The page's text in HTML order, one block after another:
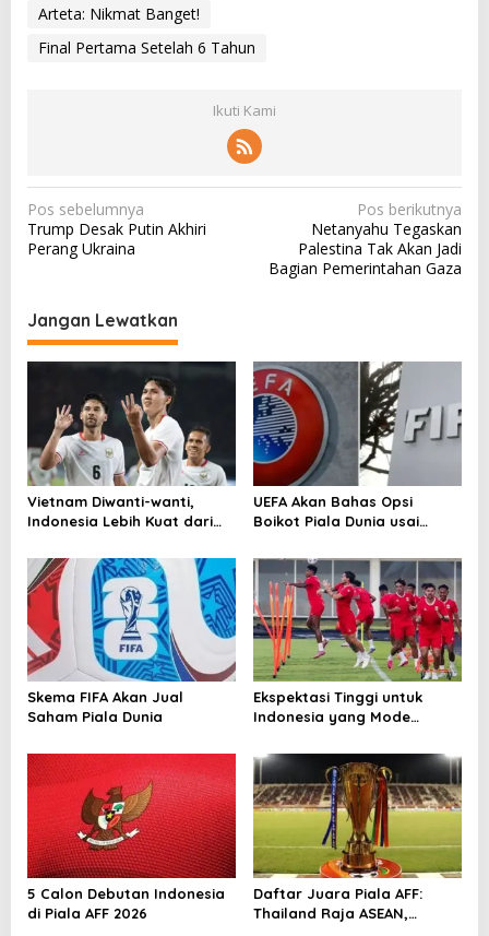
Arteta: Nikmat Banget!
Final Pertama Setelah 6 Tahun
Ikuti Kami
N
a
g
a
p
o
s
Pos sebelumnya
Trump Desak Putin Akhiri
Perang Ukraina
Pos berikutnya
Netanyahu Tegaskan
Palestina Tak Akan Jadi
Bagian Pemerintahan Gaza
Jangan Lewatkan
Vietnam Diwanti-wanti,
Indonesia Lebih Kuat dari
UEFA Akan Bahas Opsi
Boikot Piala Dunia usai
Skema FIFA Akan Jual
Saham Piala Dunia
Ekspektasi Tinggi untuk
Indonesia yang Mode
5 Calon Debutan Indonesia
di Piala AFF 2026
Daftar Juara Piala AFF:
Thailand Raja ASEAN,